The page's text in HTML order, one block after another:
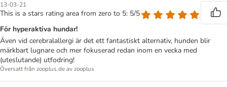
13-03-21
This is a stars rating area from zero to 5: 5/5
För hyperaktiva hundar!
Även vid cerebralallergi är det ett fantastiskt alternativ, hunden blir
märkbart lugnare och mer fokuserad redan inom en vecka med
(uteslutande) utfodring!
Översatt från zooplus.de av zooplus